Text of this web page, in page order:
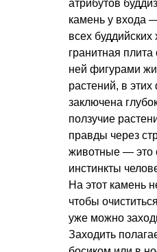
атрибутов
камень у входа
всех
гранитная
ней фигурами
растений, в этих
заключена
ползучие
правды через
животные — это
инстинкты
На этот камень
чтобы
уже можно
Заходить